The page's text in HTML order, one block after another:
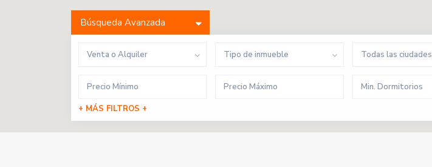
Búsqueda Avanzada
Venta o Alquiler Tipo de inmueble Todas las ciudades
Min. Dormitorios
+ MÁS FILTROS +